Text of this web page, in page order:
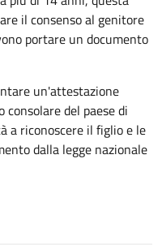
il consenso al genitore
portare un documento
un'attestazione
del paese di
a riconoscere il figlio e le
dalla legge nazionale